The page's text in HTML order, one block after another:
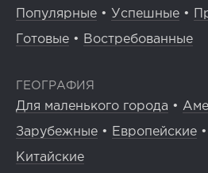
Популярные • Успешные •
Готовые • Востребованные
ГЕОГРАФИЯ
Для маленького города •
Зарубежные • Европейские •
Китайские